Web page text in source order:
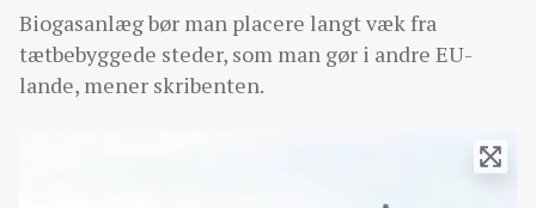
Biogasanlæg bør man placere langt væk fra
tætbebyggede steder, som man gør i andre EU-
lande, mener skribenten.